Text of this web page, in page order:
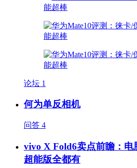
论坛 1
何为单反相机
问答 4
vivo X Fold6卖点前瞻：电
超能版全都有